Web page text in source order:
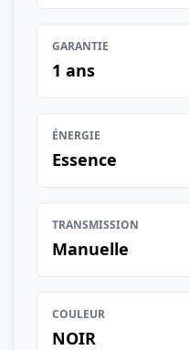
GARANTIE
1 ans
ÉNERGIE
Essence
TRANSMISSION
Manuelle
COULEUR
NOIR